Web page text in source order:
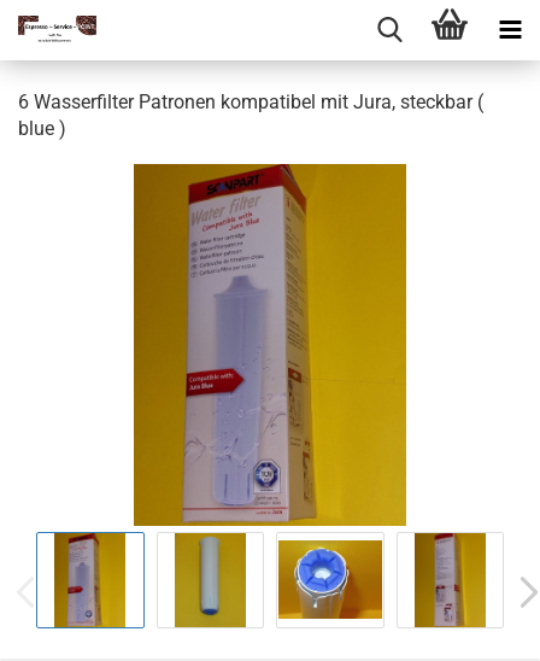
6 Wasserfilter Patronen kompatibel mit Jura, steckbar (
blue )